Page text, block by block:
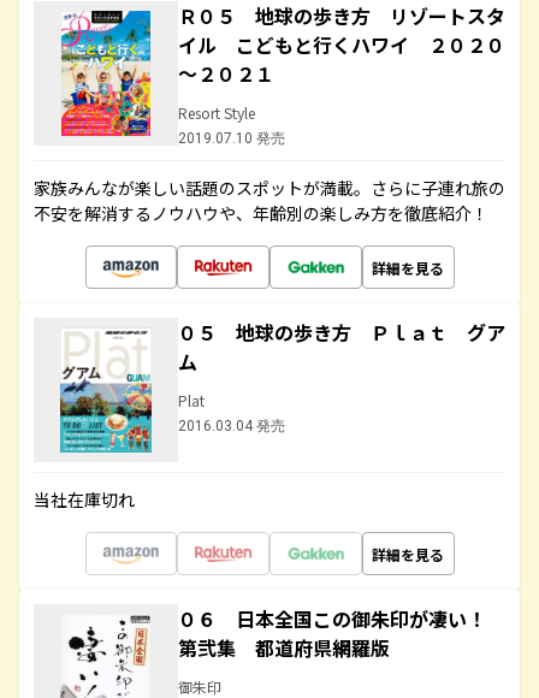
Ｒ０５ 地球の歩き方 リゾートスタ
イル こどもと行くハワイ ２０２０
～２０２１
Resort Style
2019.07.10 発売
家族みんなが楽しい話題のスポットが満載。さらに子連れ旅の
不安を解消するノウハウや、年齢別の楽しみ方を徹底紹介！
詳細を見る
０５ 地球の歩き方 Ｐｌａｔ グア
ム
Plat
2016.03.04 発売
当社在庫切れ
詳細を見る
０６ 日本全国この御朱印が凄い！
第弐集 都道府県網羅版
御朱印